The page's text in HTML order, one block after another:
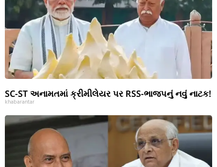
SC-ST અનામતમાં ક્રીમીલેયર પર RSS-ભાજપનું નવું નાટક!
khabarantar